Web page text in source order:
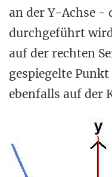
an der Y-Achse -
durchgeführt
auf der rechten
gespiegelte
ebenfalls auf der